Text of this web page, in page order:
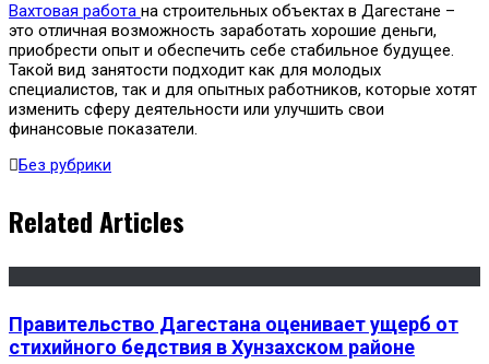
Вахтовая работа на строительных объектах в Дагестане –
это отличная возможность заработать хорошие деньги,
приобрести опыт и обеспечить себе стабильное будущее.
Такой вид занятости подходит как для молодых
специалистов, так и для опытных работников, которые хотят
изменить сферу деятельности или улучшить свои
финансовые показатели.
Без рубрики
Related Articles
Правительство Дагестана оценивает ущерб от
стихийного бедствия в Хунзахском районе